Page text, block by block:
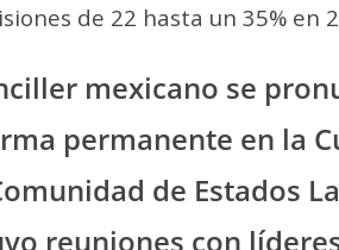
de 22 hasta un 35% en
mexicano se
permanente en la
de Estados
reuniones con